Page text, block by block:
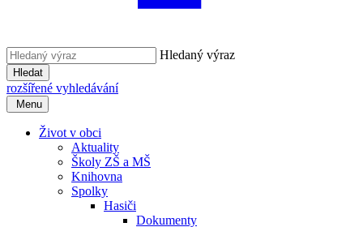
Hledaný výraz
Hledat
rozšířené vyhledávání
Menu
Život v obci
Aktuality
Školy ZŠ a MŠ
Knihovna
Spolky
Hasiči
Dokumenty